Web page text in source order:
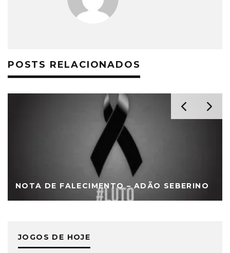
POSTS RELACIONADOS
NOTA DE FALECIMENTO – ADÃO SEBERINO
JOGOS DE HOJE